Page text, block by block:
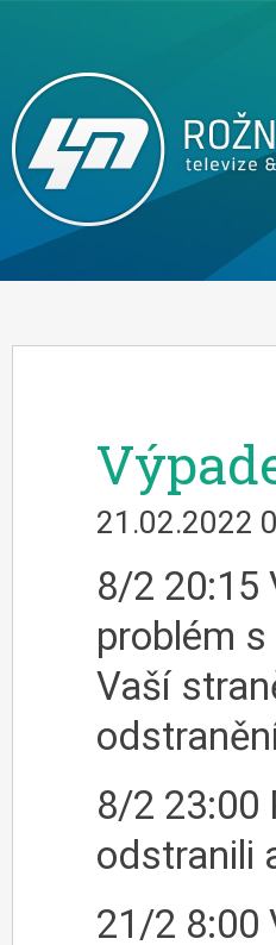
21.02.2022
8/2 20:15
problém
Vaší
8/2 23:00
odstranili
21/2 8:00